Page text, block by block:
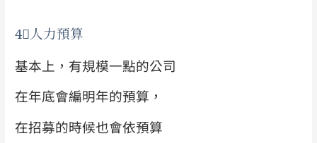
4⃣人力預算
基本上，有規模一點的公司
在年底會編明年的預算，
在招募的時候也會依預算